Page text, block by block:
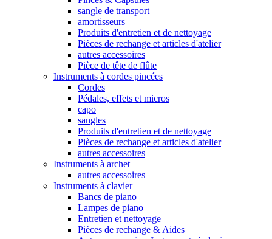
sangle de transport
amortisseurs
Produits d'entretien et de nettoyage
Pièces de rechange et articles d'atelier
autres accessoires
Pièce de tête de flûte
Instruments à cordes pincées
Cordes
Pédales, effets et micros
capo
sangles
Produits d'entretien et de nettoyage
Pièces de rechange et articles d'atelier
autres accessoires
Instruments à archet
autres accessoires
Instruments à clavier
Bancs de piano
Lampes de piano
Entretien et nettoyage
Pièces de rechange & Aides